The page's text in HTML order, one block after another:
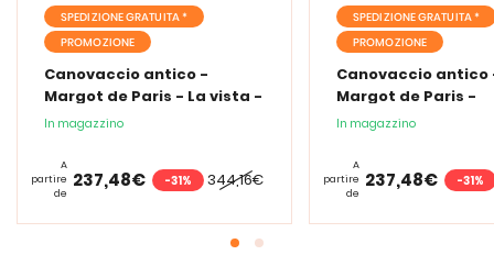
SPEDIZIONE GRATUITA *
PROMOZIONE
Canovaccio antico -
Margot de Paris - La vista -
Signora con un unicorno -
DMC
In magazzino
344,16€
A
partire
de
237,48€ -31%
SPEDIZIONE GRATUITA *
PROMOZIONE
Canovaccio antico
Margot de Paris -
Audizione - Signora
matassine
In magazzino
A
partire
de
237,48€ -31%